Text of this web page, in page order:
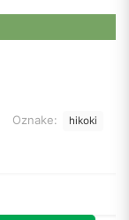
Oznake:
hikoki